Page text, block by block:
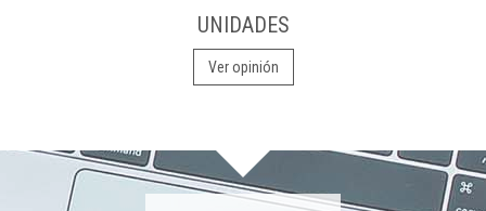
UNIDADES
Ver opinión